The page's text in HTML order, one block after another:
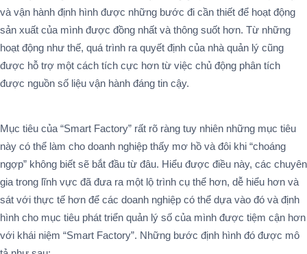
và vận hành định hình được những bước đi cần thiết để hoạt động
sản xuất của mình được đồng nhất và thông suốt hơn. Từ những
hoạt động như thế, quá trình ra quyết định của nhà quản lý cũng
được hỗ trợ một cách tích cực hơn từ việc chủ động phân tích
được nguồn số liệu vận hành đáng tin cậy.
Mục tiêu của “Smart Factory” rất rõ ràng tuy nhiên những mục tiêu
này có thể làm cho doanh nghiệp thấy mơ hồ và đôi khi “choáng
ngợp” không biết sẽ bắt đầu từ đâu. Hiểu được điều này, các chuyên
gia trong lĩnh vực đã đưa ra một lộ trình cụ thể hơn, dễ hiểu hơn và
sát với thực tế hơn để các doanh nghiệp có thể dựa vào đó và định
hình cho mục tiêu phát triển quản lý số của mình được tiệm cận hơn
với khái niệm “Smart Factory”. Những bước định hình đó được mô